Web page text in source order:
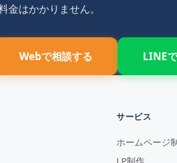
はかかりません。
Webで相談する LINE
サービス
ホームページ